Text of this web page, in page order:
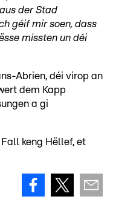
der Stad
géif mir soen, dass
missten un déi
Abrien, déi virop an
dem Kapp
a gi
keng Hëllef, et